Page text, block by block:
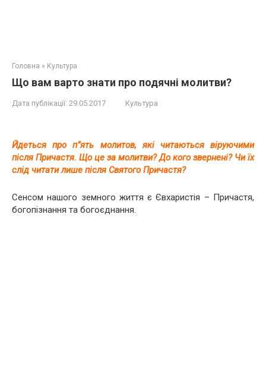
Головна » Культура
Що вам варто знати про подячні молитви?
Дата публікації: 29.05.2017 Культура
Йдеться про п”ять молитов, які читаються віруючими
після Причастя. Що це за молитви? До кого звернені? Чи їх
слід читати лише після Святого Причастя?
Cенсом нашого земного життя є Євхаристія – Причастя,
богопізнання та богоєднання.